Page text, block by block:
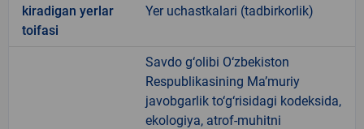
kiradigan yerlar
toifasi
Yer uchastkalari (tadbirkorlik)
Savdo g‘olibi O‘zbekiston
Respublikasining Ma’muriy
javobgarlik to‘g‘risidagi kodeksida,
ekologiya, atrof-muhitni